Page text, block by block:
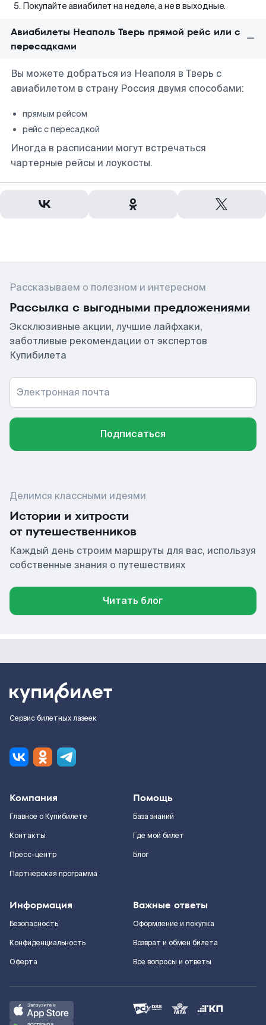
Покупайте авиабилет на неделе, а не в выходные.
Авиабилеты Неаполь Тверь прямой рейс или с
пересадками
Вы можете добраться из Неаполя в Тверь с
авиабилетом в страну Россия двумя способами:
прямым рейсом
рейс с пересадкой
Иногда в расписании могут встречаться
чартерные рейсы и лоукосты.
Рассказываем о полезном и интересном
Рассылка с выгодными предложениями
Эксклюзивные акции, лучшие лайфхаки,
заботливые рекомендации от экспертов
Купибилета
Электронная почта
Подписаться
Делимся классными идеями
Истории и хитрости
от путешественников
Каждый день строим маршруты для вас, используя
собственные знания о путешествиях
Читать блог
Сервис билетных лазеек
Компания
Главное о Купибилете
Контакты
Пресс-центр
Партнерская программа
Помощь
База знаний
Где мой билет
Блог
Информация
Безопасность
Конфиденциальность
Оферта
Важные ответы
Оформление и покупка
Возврат и обмен билета
Все вопросы и ответы